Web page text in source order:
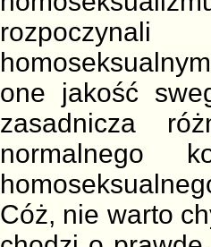
one jakość
zasadnicza
normalnego
Cóż, nie warto